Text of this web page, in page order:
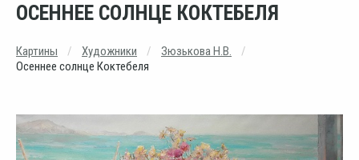
ОСЕННЕЕ СОЛНЦЕ КОКТЕБЕЛЯ
Картины Художники
Зюзькова Н.В.
Осеннее солнце Коктебеля